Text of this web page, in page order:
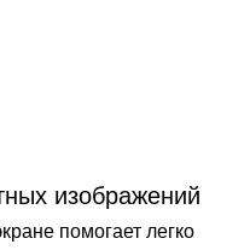
изображений
помогает легко